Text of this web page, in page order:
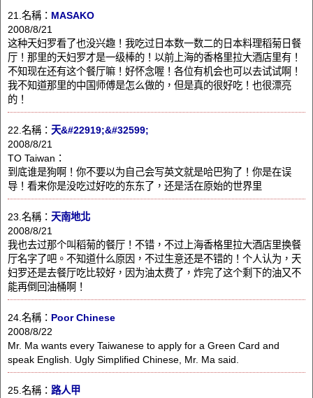
21.名稱： MASAKO
2008/8/21
这种天妇罗看了也没兴趣！我吃过日本数一数二的日本料理稻菊日餐
厅！那里的天妇罗才是一级棒的！以前上海的香格里拉大酒店里有！
不知现在还有这个餐厅嘛！好怀念喔！各位有机会也可以去试试啊！
我不知道那里的中国师傅是怎么做的，但是真的很好吃！也很漂亮
的！
22.名稱： 天&#22919;&#32599;
2008/8/21
TO Taiwan：
到底谁是狗啊！你不要以为自己会写英文就是哈巴狗了！你是在误
导！看来你是没吃过好吃的东东了，还是活在原始的世界里
23.名稱： 天南地北
2008/8/21
我也去过那个叫稻菊的餐厅！不错，不过上海香格里拉大酒店里换餐
厅名字了吧。不知道什么原因，不过生意还是不错的！个人认为，天
妇罗还是去餐厅吃比较好，因为油太费了，炸完了这个剩下的油又不
能再倒回油桶啊！
24.名稱： Poor Chinese
2008/8/22
Mr. Ma wants every Taiwanese to apply for a Green Card and
speak English. Ugly Simplified Chinese, Mr. Ma said.
25.名稱： 路人甲